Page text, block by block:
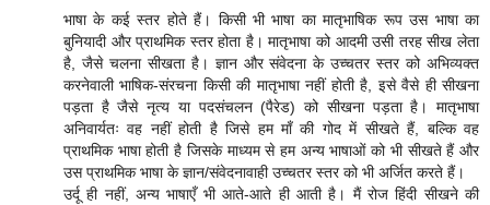
भाषा के कई स्तर होते हैं। किसी भी भाषा का मातृभाषिक रूप उस भाषा का
बुनियादी और प्राथमिक स्तर होता है। मातृभाषा को आदमी उसी तरह सीख लेता
है, जैसे चलना सीखता है। ज्ञान और संवेदना के उच्चतर स्तर को अभिव्यक्त
करनेवाली भाषिक-संरचना किसी की मातृभाषा नहीं होती है, इसे वैसे ही सीखना
पड़ता है जैसे नृत्य या पदसंचलन (पैरेड) को सीखना पड़ता है। मातृभाषा
अनिवार्यतः वह नहीं होती है जिसे हम माँ की गोद में सीखते हैं, बल्कि वह
प्राथमिक भाषा होती है जिसके माध्यम से हम अन्य भाषाओं को भी सीखते हैं और
उस प्राथमिक भाषा के ज्ञान/संवेदनावाही उच्चतर स्तर को भी अर्जित करते हैं।
उर्दू ही नहीं, अन्य भाषाएँ भी आते-आते ही आती है। मैं रोज हिंदी सीखने की